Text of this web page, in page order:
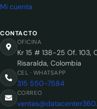
Mi cuenta
CONTACTO
OFICINA
Kr 15 # 138-25 Of. 103,
Risaralda, Colombia
CEL · WHATSAPP
315 550-7584
CORREO